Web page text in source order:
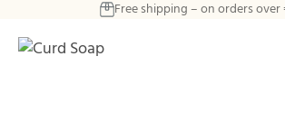
Skip to main contentFree shipping – on orders over
Skip image gallery